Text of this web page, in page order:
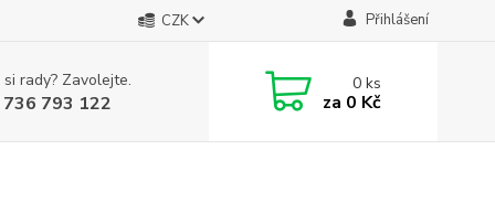
CZK Přihlášení
rady? Zavolejte.
793 122
0ks
za 0 Kč